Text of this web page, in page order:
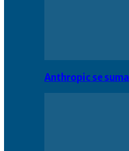
Anthropic se